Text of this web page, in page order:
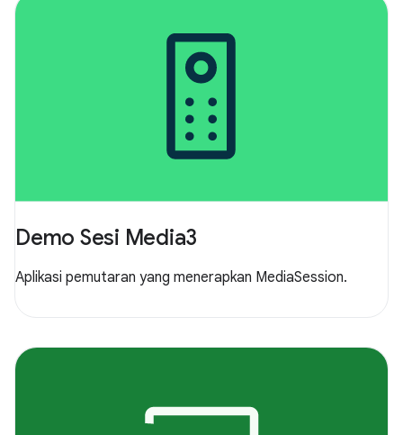
Demo Sesi Media3
Aplikasi pemutaran yang menerapkan MediaSession.